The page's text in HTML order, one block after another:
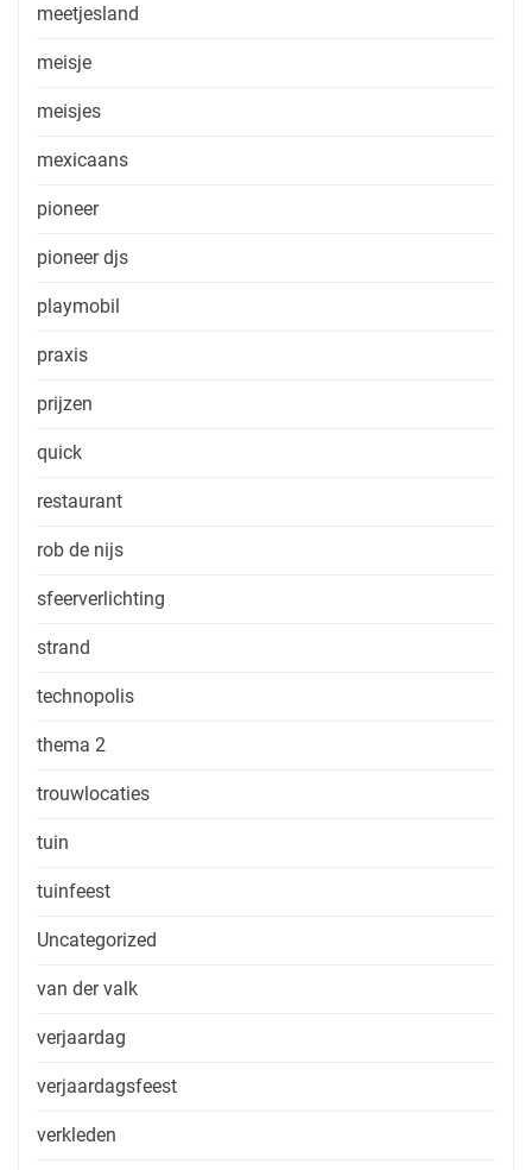
meetjesland
meisje
meisjes
mexicaans
pioneer
pioneer djs
playmobil
praxis
prijzen
quick
restaurant
rob de nijs
sfeerverlichting
strand
technopolis
thema 2
trouwlocaties
tuin
tuinfeest
Uncategorized
van der valk
verjaardag
verjaardagsfeest
verkleden